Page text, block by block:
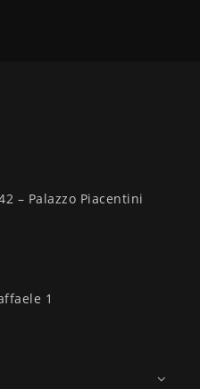
– Palazzo Piacentini
1